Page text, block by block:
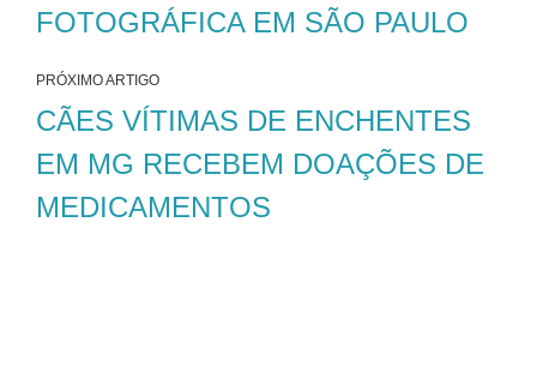
FOTOGRÁFICA EM SÃO PAULO
PRÓXIMO ARTIGO
CÃES VÍTIMAS DE ENCHENTES
EM MG RECEBEM DOAÇÕES DE
MEDICAMENTOS